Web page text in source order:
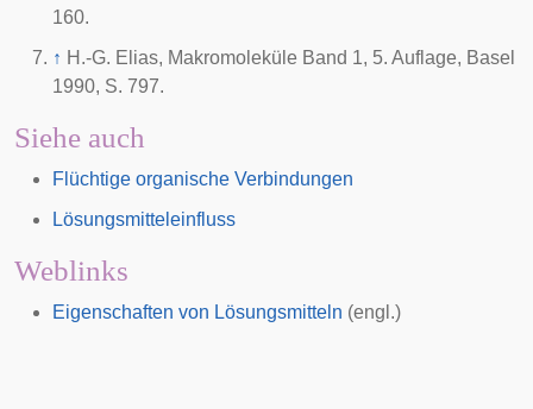
160.
↑ H.-G. Elias, Makromoleküle Band 1, 5. Auflage, Basel
1990, S. 797.
Siehe auch
Flüchtige organische Verbindungen
Lösungsmitteleinfluss
Weblinks
Eigenschaften von Lösungsmitteln (engl.)